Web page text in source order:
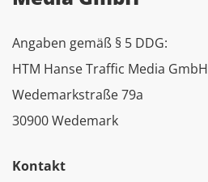
Angaben gemäß § 5 DDG:
HTM Hanse Traffic Media GmbH
Wedemarkstraße 79a
30900 Wedemark
Kontakt